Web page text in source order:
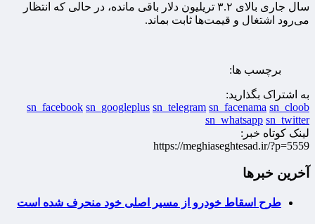
سال جاری بالای ۳.۲ تریلیون دلار باقی مانده، در حالی که انتظار
می‌رود اشتغال و قیمت‌ها ثابت بماند.
برچسب ها:
به اشتراک بگذارید:
sn_facebook sn_googleplus sn_telegram sn_facenama sn_cloob
sn_whatsapp sn_twitter
لینک کوتاه خبر:
https://meghiaseghtesad.ir/?p=5559
آخرین خبرها
طرح اسقاط خودرو از مسیر اصلی خود منحرف شده است